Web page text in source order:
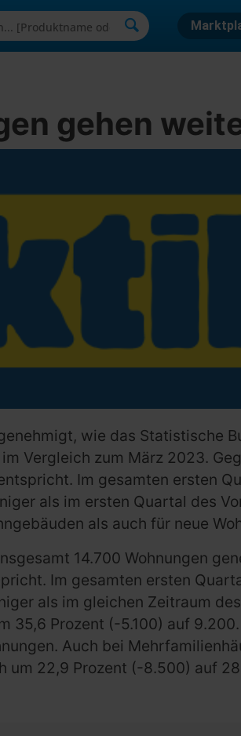
gehen
wie das Statistische
Vergleich zum März 2023.
Im gesamten ersten
als im ersten Quartal des
als auch für neue
14.700 Wohnungen
Im gesamten ersten
als im gleichen Zeitraum
35,6 Prozent (-5.100) auf
Auch bei
22,9 Prozent (-8.500) auf